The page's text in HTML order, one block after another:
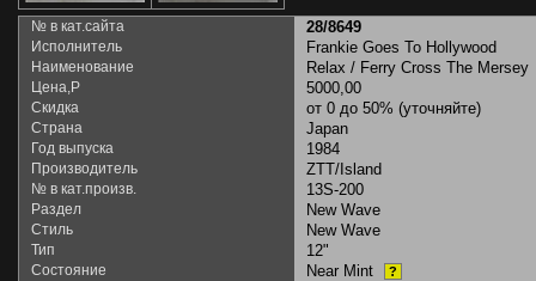
№ в кат.сайта 28/8649
Исполнитель Frankie Goes To Hollywood
Наименование Relax / Ferry Cross The Mersey
Цена,Р 5000,00
Скидка от 0 до 50% (уточняйте)
Страна Japan
Год выпуска 1984
Производитель ZTT/Island
№ в кат.произв. 13S-200
Раздел New Wave
Стиль New Wave
Тип 12"
Состояние Near Mint ?